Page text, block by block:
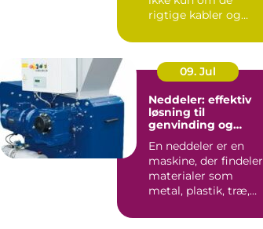
rigtige kabler og
gennemført kab...
09. Jul
Neddeler: effektiv
løsning til
genvinding og
En neddeler er en
maskine, der findeler
materialer som
metal, plastik, træ,